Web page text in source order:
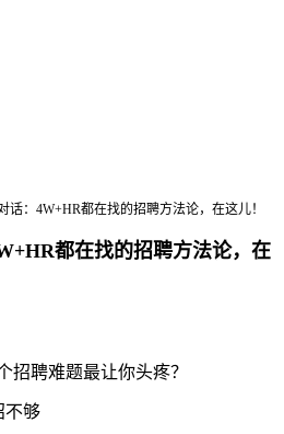
话：4W+HR都在找的招聘方法论，在这儿！
都在找的招聘方法论，在
招聘难题最让你头疼？
不够